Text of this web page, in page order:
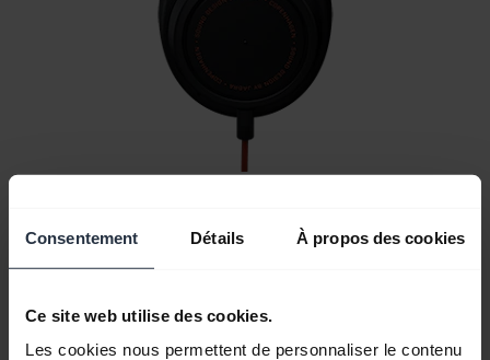
Consentement Détails À propos des cookies
Ce site web utilise des cookies.
Les cookies nous permettent de personnaliser le contenu
Ressources de démarrage